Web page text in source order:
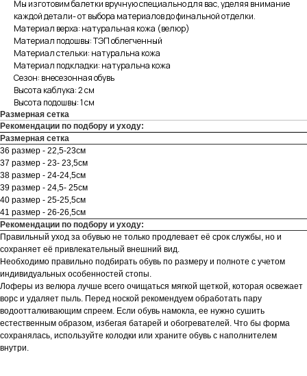
Мы изготовим балетки вручную специально для вас, уделяя внимание
каждой детали- от выбора материалов до финальной отделки.
Материал верха: натуральная кожа (велюр)
Материал подошвы: ТЭП облегченный
Материал стельки: натуральна кожа
Материал подкладки: натуральна кожа
Сезон: внесезонная обувь
Высота каблука: 2 см
Высота подошвы: 1 см
Размерная сетка
Рекомендации по подбору и уходу:
Размерная сетка
36 размер - 22,5-23см
37 размер - 23- 23,5см
38 размер - 24-24,5см
39 размер - 24,5- 25см
40 размер - 25-25,5см
41 размер - 26-26,5см
Рекомендации по подбору и уходу:
Правильный уход за обувью не только продлевает её срок службы, но и
сохраняет её привлекательный внешний вид.
Необходимо правильно подбирать обувь по размеру и полноте с учетом
индивидуальных особенностей стопы.
Лоферы из велюра лучше всего очищаться мягкой щеткой, которая освежает
ворс и удаляет пыль. Перед ноской рекомендуем обработать пару
водоотталкивающим спреем. Если обувь намокла, ее нужно сушить
естественным образом, избегая батарей и обогревателей. Что бы форма
сохранялась, используйте колодки или храните обувь с наполнителем
внутри.